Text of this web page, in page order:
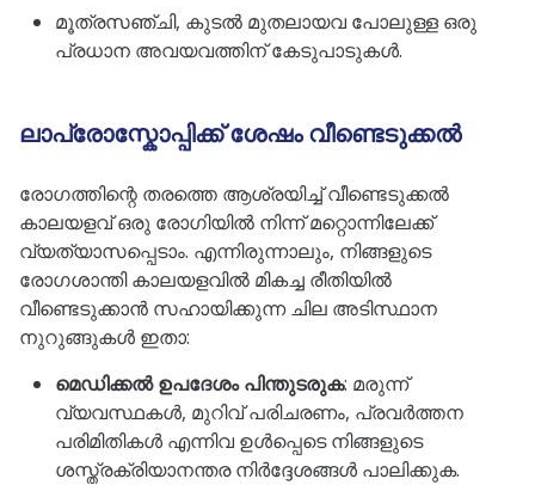
മൂത്രസഞ്ചി, കുടൽ മുതലായവ പോലുള്ള ഒരു
പ്രധാന അവയവത്തിന് കേടുപാടുകൾ.
ലാപ്രോസ്കോപ്പിക്ക് ശേഷം വീണ്ടെടുക്കൽ
രോഗത്തിന്റെ തരത്തെ ആശ്രയിച്ച് വീണ്ടെടുക്കൽ
കാലയളവ് ഒരു രോഗിയിൽ നിന്ന് മറ്റൊന്നിലേക്ക്
വ്യത്യാസപ്പെടാം. എന്നിരുന്നാലും, നിങ്ങളുടെ
രോഗശാന്തി കാലയളവിൽ മികച്ച രീതിയിൽ
വീണ്ടെടുക്കാൻ സഹായിക്കുന്ന ചില അടിസ്ഥാന
നുറുങ്ങുകൾ ഇതാ:
മെഡിക്കൽ ഉപദേശം പിന്തുടരുക: മരുന്ന്
വ്യവസ്ഥകൾ, മുറിവ് പരിചരണം, പ്രവർത്തന
പരിമിതികൾ എന്നിവ ഉൾപ്പെടെ നിങ്ങളുടെ
ശസ്ത്രക്രിയാനന്തര നിർദ്ദേശങ്ങൾ പാലിക്കുക.